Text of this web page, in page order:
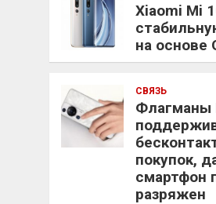
Xiaomi Mi
на основе
СВЯЗЬ
Флагманы
покупок,
смартфон
разряжен